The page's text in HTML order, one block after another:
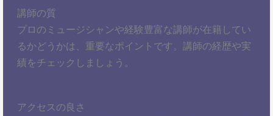
講師の質
プロのミュージシャンや経験豊富な講師が在籍してい
るかどうかは、重要なポイントです。講師の経歴や実
績をチェックしましょう。
アクセスの良さ